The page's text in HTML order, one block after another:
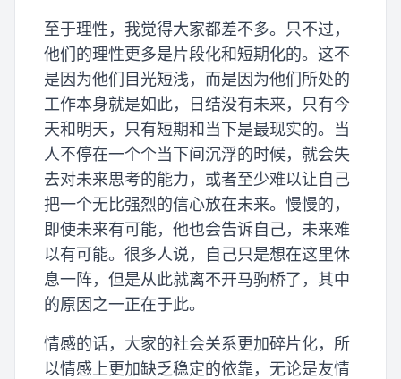
至于理性，我觉得大家都差不多。只不过，
他们的理性更多是片段化和短期化的。这不
是因为他们目光短浅，而是因为他们所处的
工作本身就是如此，日结没有未来，只有今
天和明天，只有短期和当下是最现实的。当
人不停在一个个当下间沉浮的时候，就会失
去对未来思考的能力，或者至少难以让自己
把一个无比强烈的信心放在未来。慢慢的，
即使未来有可能，他也会告诉自己，未来难
以有可能。很多人说，自己只是想在这里休
息一阵，但是从此就离不开马驹桥了，其中
的原因之一正在于此。
情感的话，大家的社会关系更加碎片化，所
以情感上更加缺乏稳定的依靠，无论是友情